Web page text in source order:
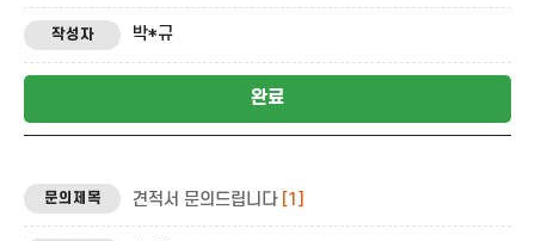
박*규
완료
견적서 문의드립니다[1]